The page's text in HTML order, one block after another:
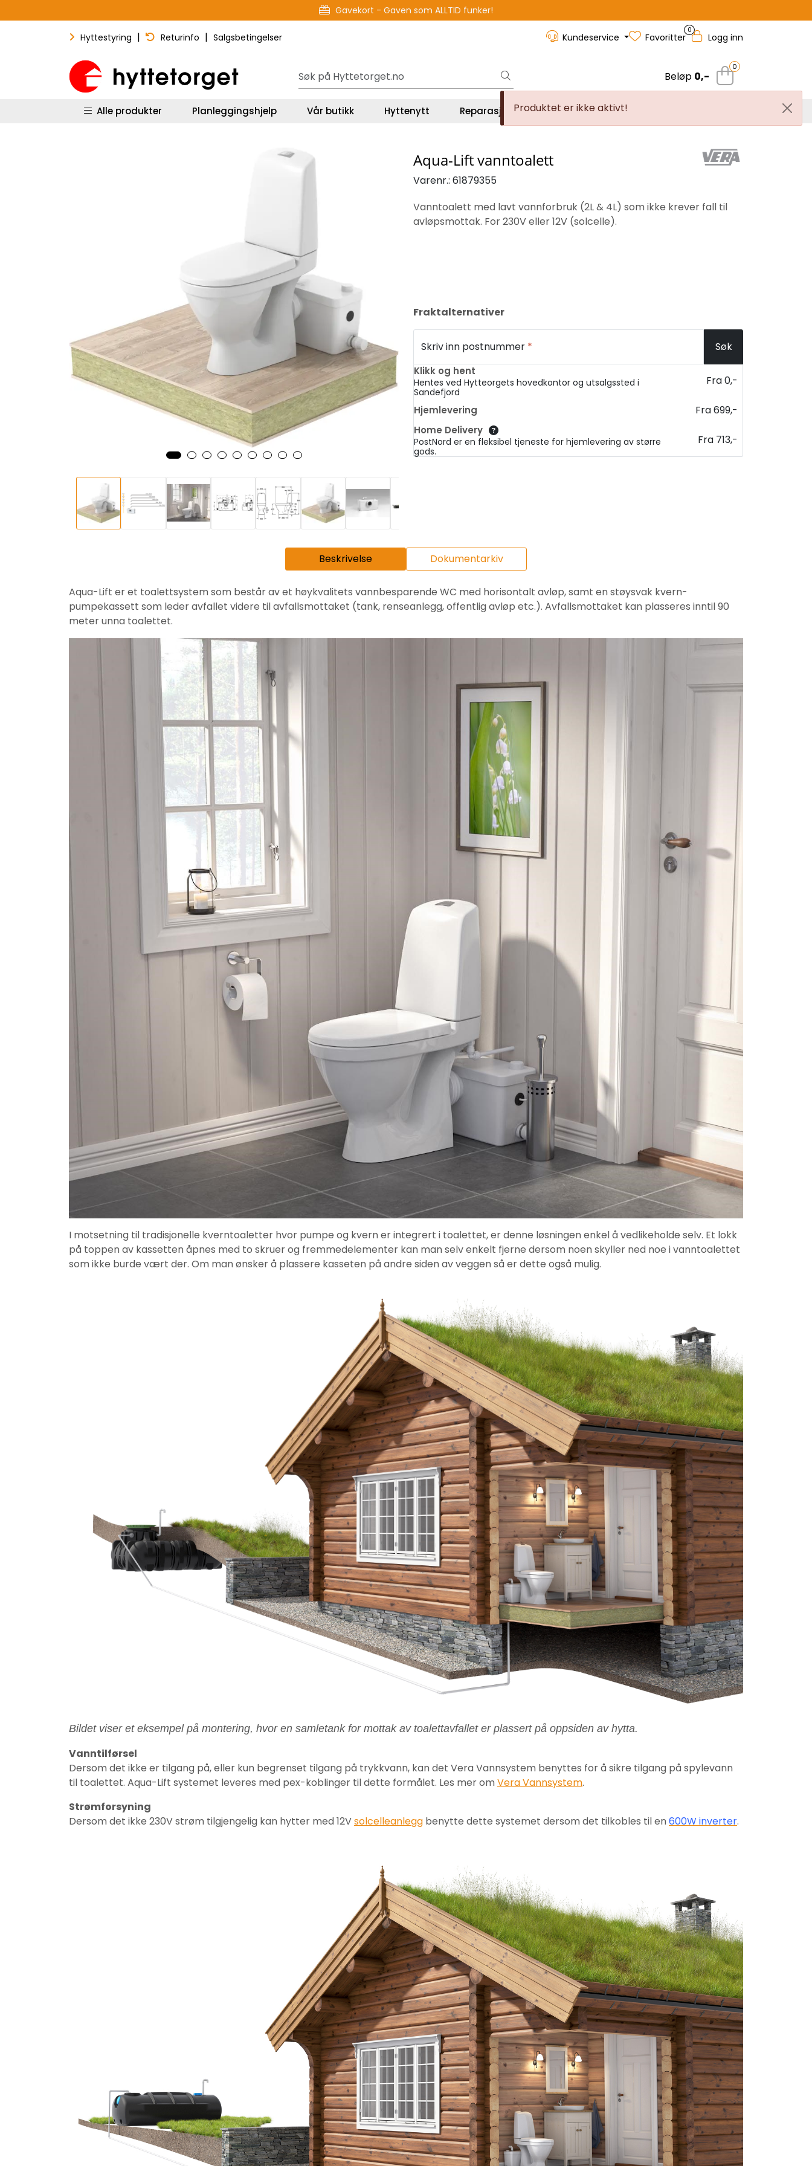
Gavekort - Gaven som ALLTID funker!
Hyttestyring | Returinfo | Salgsbetingelser Kundeservice
0
Favoritter Logg inn
Beløp 0,-
0
Alle produkter Planleggingshjelp Vår butikk Hyttenytt Reparasjon og service Outlet
Produktet er ikke aktivt!
Aqua-Lift vanntoalett
Varenr.: 61879355
Vanntoalett med lavt vannforbruk (2L & 4L) som ikke krever fall til
avløpsmottak. For 230V eller 12V (solcelle).
Fraktalternativer
Skriv inn postnummer * Søk
Klikk og hent
Hentes ved Hytteorgets hovedkontor og utsalgssted i
Sandefjord
Fra 0,-
Hjemlevering Fra 699,-
Home Delivery
PostNord er en fleksibel tjeneste for hjemlevering av større
gods.
Fra 713,-
Beskrivelse Dokumentarkiv
Aqua-Lift er et toalettsystem som består av et høykvalitets vannbesparende WC med horisontalt avløp, samt en støysvak kvern-
pumpekassett som leder avfallet videre til avfallsmottaket (tank, renseanlegg, offentlig avløp etc.). Avfallsmottaket kan plasseres inntil 90
meter unna toalettet.
I motsetning til tradisjonelle kverntoaletter hvor pumpe og kvern er integrert i toalettet, er denne løsningen enkel å vedlikeholde selv. Et lokk
på toppen av kassetten åpnes med to skruer og fremmedelementer kan man selv enkelt fjerne dersom noen skyller ned noe i vanntoalettet
som ikke burde vært der. Om man ønsker å plassere kasseten på andre siden av veggen så er dette også mulig.
Bildet viser et eksempel på montering, hvor en samletank for mottak av toalettavfallet er plassert på oppsiden av hytta.
Vanntilførsel
Dersom det ikke er tilgang på, eller kun begrenset tilgang på trykkvann, kan det Vera Vannsystem benyttes for å sikre tilgang på spylevann
til toalettet. Aqua-Lift systemet leveres med pex-koblinger til dette formålet. Les mer omVera Vannsystem.
Strømforsyning
Dersom det ikke 230V strøm tilgjengelig kan hytter med 12Vsolcelleanlegg benytte dette systemet dersom det tilkobles til en600W inverter.